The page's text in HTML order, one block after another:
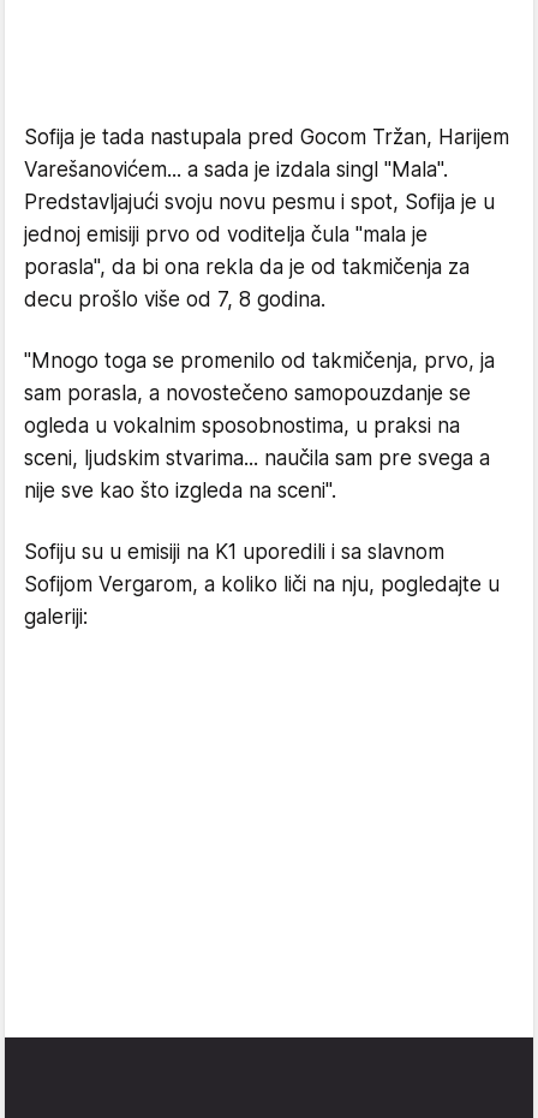
Sofija je tada nastupala pred Gocom Tržan, Harijem
Varešanovićem... a sada je izdala singl "Mala".
Predstavljajući svoju novu pesmu i spot, Sofija je u
jednoj emisiji prvo od voditelja čula "mala je
porasla", da bi ona rekla da je od takmičenja za
decu prošlo više od 7, 8 godina.
"Mnogo toga se promenilo od takmičenja, prvo, ja
sam porasla, a novostečeno samopouzdanje se
ogleda u vokalnim sposobnostima, u praksi na
sceni, ljudskim stvarima... naučila sam pre svega a
nije sve kao što izgleda na sceni".
Sofiju su u emisiji na K1 uporedili i sa slavnom
Sofijom Vergarom, a koliko liči na nju, pogledajte u
galeriji: